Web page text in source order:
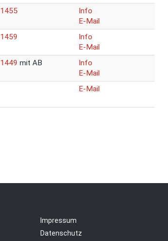
1455
Info
E-Mail
1459
Info
E-Mail
1449 mit AB
Info
E-Mail
E-Mail
Impressum
Datenschutz